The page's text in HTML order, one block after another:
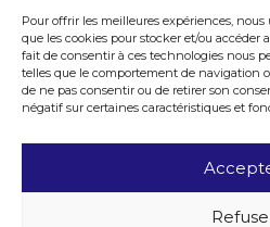
Pour offrir les meilleures expériences,
que les cookies pour stocker et/ou accéder
fait de consentir à ces technologies nous
telles que le comportement de navigation
de ne pas consentir ou de retirer son
négatif sur certaines caractéristiques et